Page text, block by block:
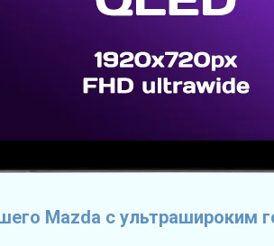
Mazda с ультрашироким